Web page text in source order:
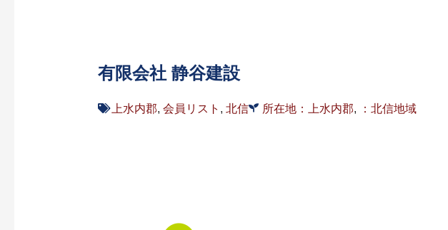
有限会社 静谷建設
上水内郡, 会員リスト , 北信 所在地：上水内郡, ：北信地域